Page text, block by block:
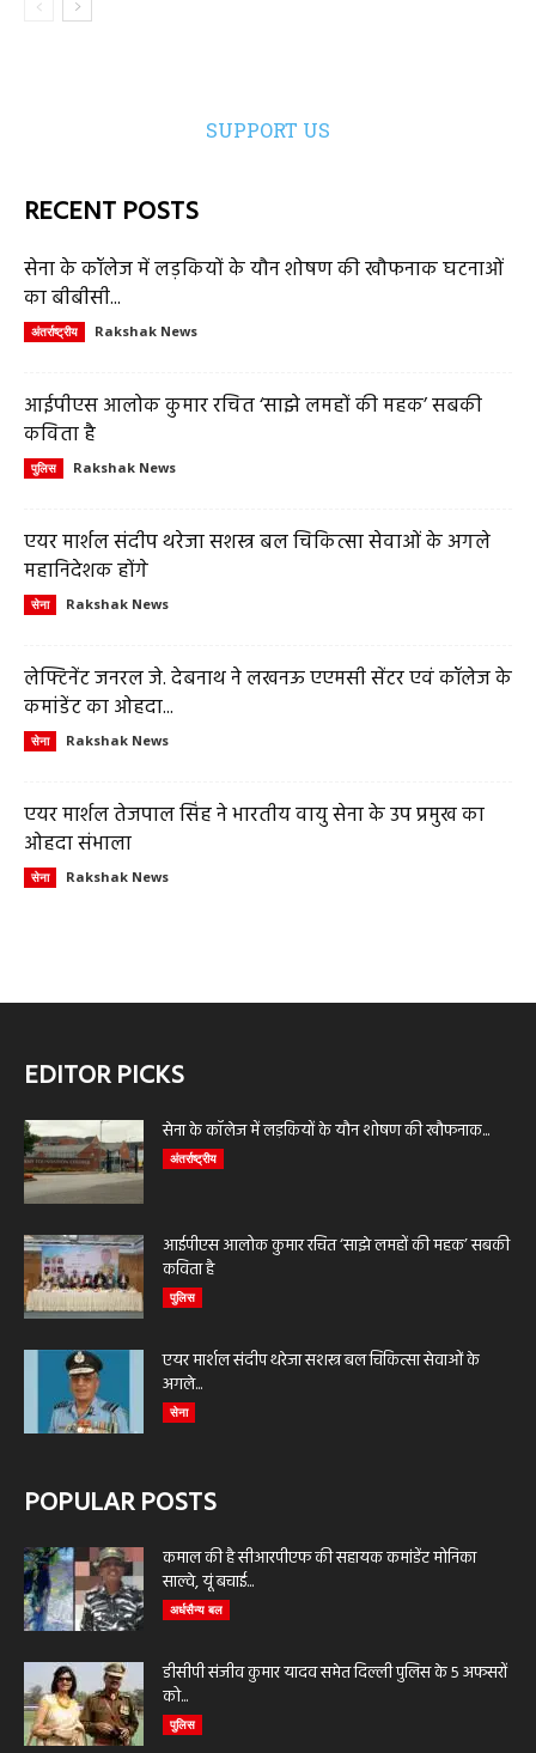
SUPPORT US
RECENT POSTS
सेना के कॉलेज में लड़कियों के यौन शोषण की खौफनाक घटनाओं
का बीबीसी...
अंतर्राष्ट्रीय Rakshak News
आईपीएस आलोक कुमार रचित ‘साझे लमहों की महक’ सबकी
कविता है
पुलिस Rakshak News
एयर मार्शल संदीप थरेजा सशस्त्र बल चिकित्सा सेवाओं के अगले
महानिदेशक होंगे
सेना Rakshak News
लेफ्टिनेंट जनरल जे. देबनाथ ने लखनऊ एएमसी सेंटर एवं कॉलेज के
कमांडेंट का ओहदा...
सेना Rakshak News
एयर मार्शल तेजपाल सिंह ने भारतीय वायु सेना के उप प्रमुख का
ओहदा संभाला
सेना Rakshak News
EDITOR PICKS
सेना के कॉलेज में लड़कियों के यौन शोषण की खौफनाक...
अंतर्राष्ट्रीय
आईपीएस आलोक कुमार रचित ‘साझे लमहों की महक’ सबकी
कविता है
पुलिस
एयर मार्शल संदीप थरेजा सशस्त्र बल चिकित्सा सेवाओं के
अगले...
सेना
POPULAR POSTS
कमाल की है सीआरपीएफ की सहायक कमांडेंट मोनिका
साल्वे, यूं बचाई...
अर्धसैन्य बल
डीसीपी संजीव कुमार यादव समेत दिल्ली पुलिस के 5 अफसरों
को...
पुलिस